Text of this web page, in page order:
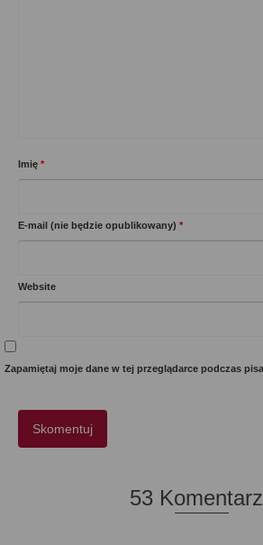
Imię *
E-mail (nie będzie opublikowany) *
Website
Zapamiętaj moje dane w tej przeglądarce podczas
53